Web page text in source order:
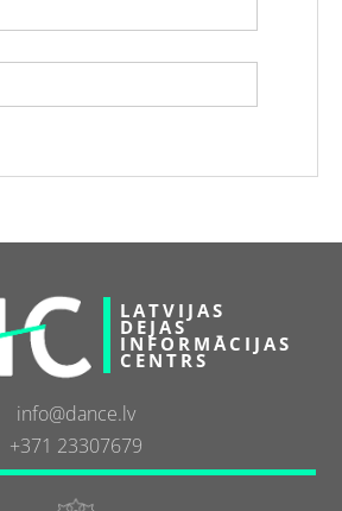
LATVIJAS
DEJAS
INFORMĀCIJAS
CENTRS
info@dance.lv
+371 23307679